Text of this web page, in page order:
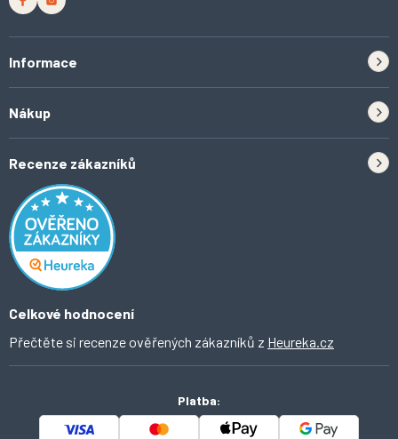
Informace
Tipy do kuchyně
Inspirace a trendy
Domácí vychytávky
O Ahomi
Nákup
Odstoupení od smlouvy
Obchodní podmínky
Ochrana osobních údajů
Recenze zákazníků
Celkové hodnocení
Přečtěte si recenze ověřených zákazníků z Heureka.cz
Platba: